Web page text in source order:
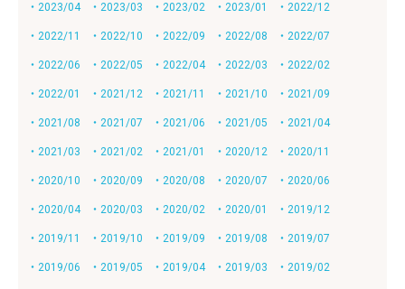
・2023/04 ・2023/03 ・2023/02 ・2023/01 ・2022/12
・2022/11 ・2022/10 ・2022/09 ・2022/08 ・2022/07
・2022/06 ・2022/05 ・2022/04 ・2022/03 ・2022/02
・2022/01 ・2021/12 ・2021/11 ・2021/10 ・2021/09
・2021/08 ・2021/07 ・2021/06 ・2021/05 ・2021/04
・2021/03 ・2021/02 ・2021/01 ・2020/12 ・2020/11
・2020/10 ・2020/09 ・2020/08 ・2020/07 ・2020/06
・2020/04 ・2020/03 ・2020/02 ・2020/01 ・2019/12
・2019/11 ・2019/10 ・2019/09 ・2019/08 ・2019/07
・2019/06 ・2019/05 ・2019/04 ・2019/03 ・2019/02